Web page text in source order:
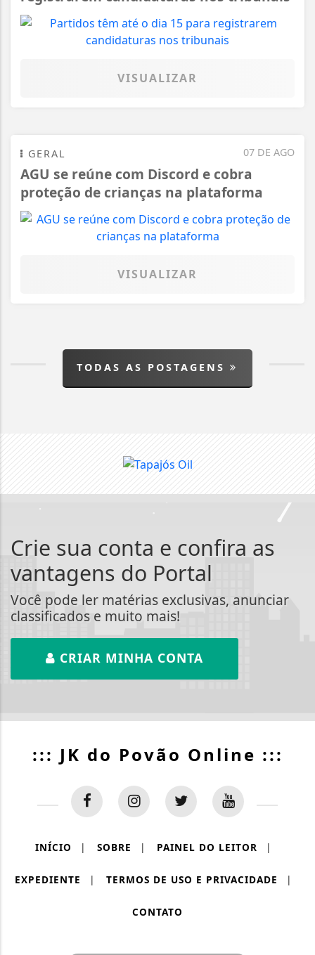
VISUALIZAR
07 DE AGO
GERAL
AGU se reúne com Discord e cobra
proteção de crianças na plataforma
VISUALIZAR
TODAS AS POSTAGENS
Crie sua conta e confira as
vantagens do Portal
Você pode ler matérias exclusivas, anunciar
classificados e muito mais!
CRIAR MINHA CONTA
::: JK do Povão Online :::
INÍCIO | SOBRE | PAINEL DO LEITOR |
EXPEDIENTE | TERMOS DE USO E PRIVACIDADE |
CONTATO